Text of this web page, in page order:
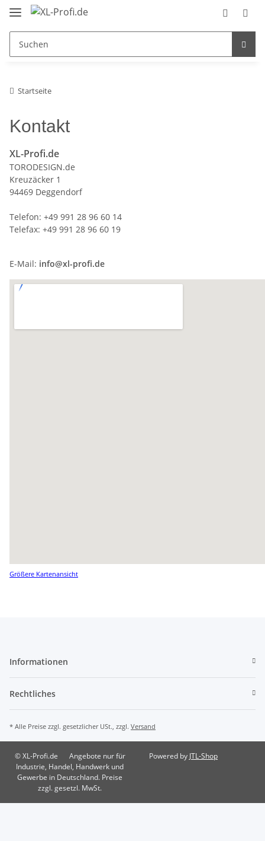
Startseite
Kontakt
XL-Profi.de
TORODESIGN.de
Kreuzäcker 1
94469 Deggendorf
Telefon: +49 991 28 96 60 14
Telefax: +49 991 28 96 60 19
E-Mail: info@xl-profi.de
Größere Kartenansicht
Informationen
Rechtliches
* Alle Preise zzgl. gesetzlicher USt., zzgl. Versand
© XL-Profi.de
Angebote nur für
Industrie, Handel, Handwerk und
Gewerbe in Deutschland. Preise
zzgl. gesetzl. MwSt.
Powered by JTL-Shop